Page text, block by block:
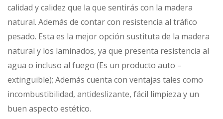
calidad y calidez que la que sentirás con la madera
natural. Además de contar con resistencia al tráfico
pesado. Esta es la mejor opción sustituta de la madera
natural y los laminados, ya que presenta resistencia al
agua o incluso al fuego (Es un producto auto –
extinguible); Además cuenta con ventajas tales como
incombustibilidad, antideslizante, fácil limpieza y un
buen aspecto estético.